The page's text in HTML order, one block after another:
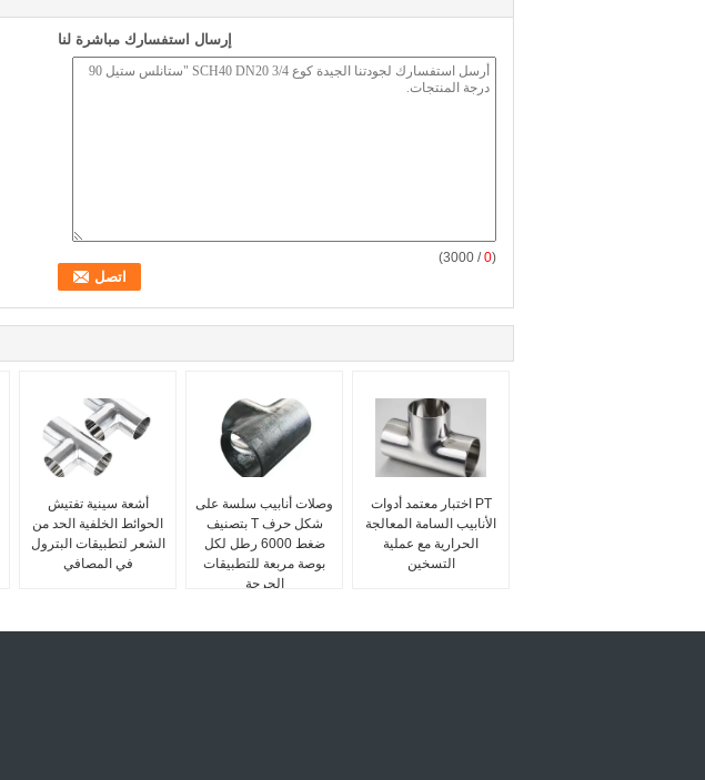
إرسال استفسارك مباشرة لنا
(
0
/ 3000)
أشعة سينية تفتيش
الحوائط الخلفية الحد من
الشعر لتطبيقات البترول
في المصافي
وصلات أنابيب سلسة على
شكل حرف T بتصنيف
ضغط 6000 رطل لكل
بوصة مربعة للتطبيقات
الحرجة
PT اختبار معتمد أدوات
الأنابيب السامة المعالجة
الحرارية مع عملية
التسخين